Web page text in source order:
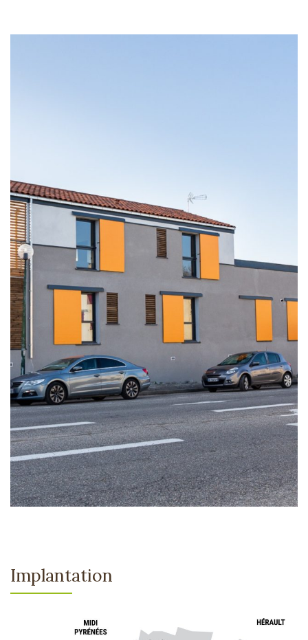
Implantation